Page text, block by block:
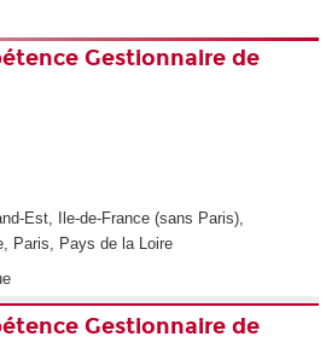
Gestionnaire de
Est, Ile-de-France (sans Paris),
Paris, Pays de la Loire
Gestionnaire de